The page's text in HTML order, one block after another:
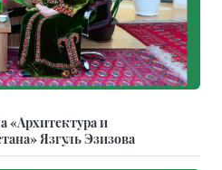
«Архитектура и
Язгуль Эзизова